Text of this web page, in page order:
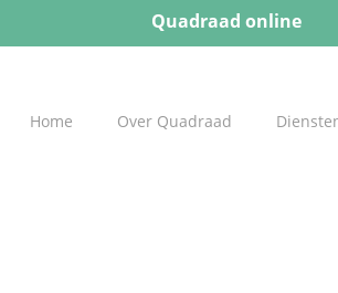
Quadraad online
Home Over Quadraad